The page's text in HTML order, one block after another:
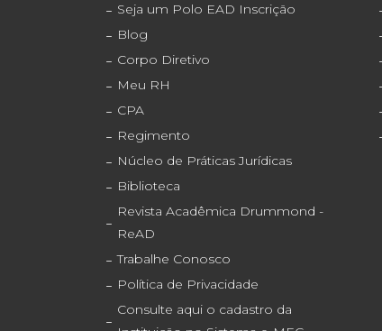
Seja um Polo EAD Inscrição
Blog
Corpo Diretivo
Meu RH
CPA
Regimento
Núcleo de Práticas Jurídicas
Biblioteca
Revista Acadêmica Drummond -
ReAD
Trabalhe Conosco
Política de Privacidade
Consulte aqui o cadastro da